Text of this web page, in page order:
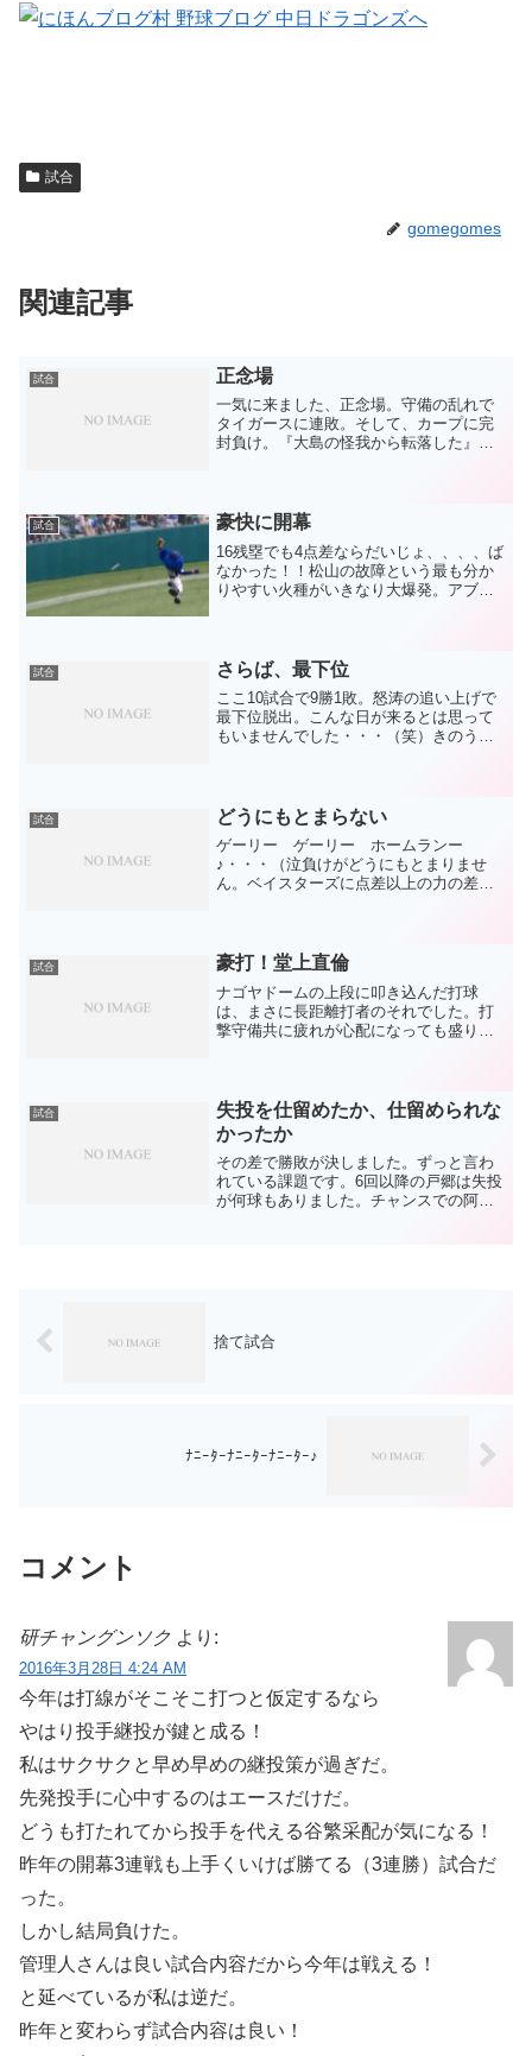
試合
gomegomes
関連記事
試合 正念場
一気に来ました、正念場。守備の乱れで
タイガースに連敗。そして、カープに完
封負け。『大島の怪我から転落した』今
して欲しい。そして、もう...
試合 豪快に開幕
16残塁でも4点差ならだいじょ、、、、ば
なかった！！松山の故障という最も分か
りやすい火種がいきなり大爆発。アブレ
戦を落としたわけで...
試合 さらば、最下位
ここ10試合で9勝1敗。怒涛の追い上げで
最下位脱出。こんな日が来るとは思って
もいませんでした・・・（笑）きのうは
でした。攻撃陣も以...
試合 どうにもとまらない
ゲーリー ゲーリー ホームランー
♪・・・（泣負けがどうにもとまりませ
ん。ベイスターズに点差以上の力の差を
が、打点はビシエドのホームラ...
試合 豪打！堂上直倫
ナゴヤドームの上段に叩き込んだ打球
は、まさに長距離打者のそれでした。打
撃守備共に疲れが心配になっても盛り返
ってました。はい、明るい話...
試合
失投を仕留めたか、仕留められな
かったか
その差で勝敗が決しました。ずっと言わ
れている課題です。6回以降の戸郷は失投
が何球もありました。チャンスでの阿部
捨て試合
ﾅﾆｰﾀｰﾅﾆｰﾀｰﾅﾆｰﾀｰ♪
コメント
研チャングンソク より:
2016年3月28日 4:24 AM
今年は打線がそこそこ打つと仮定するなら
やはり投手継投が鍵と成る！
私はサクサクと早め早めの継投策が過ぎだ。
先発投手に心中するのはエースだけだ。
どうも打たれてから投手を代える谷繁采配が気になる！
昨年の開幕3連戦も上手くいけば勝てる（3連勝）試合だ
った。
しかし結局負けた。
管理人さんは良い試合内容だから今年は戦える！
と延べているが私は逆だ。
昨年と変わらず試合内容は良い！